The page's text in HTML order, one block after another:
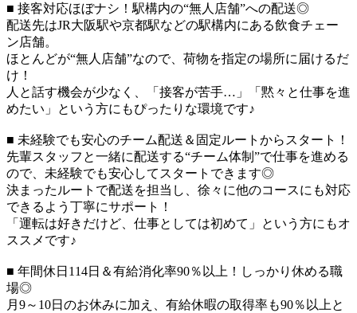
■ 接客対応ほぼナシ！駅構内の“無人店舗”への配送◎
配送先はJR大阪駅や京都駅などの駅構内にある飲食チェー
ン店舗。
ほとんどが“無人店舗”なので、荷物を指定の場所に届けるだ
け！
人と話す機会が少なく、「接客が苦手…」「黙々と仕事を進
めたい」という方にもぴったりな環境です♪
■ 未経験でも安心のチーム配送＆固定ルートからスタート！
先輩スタッフと一緒に配送する“チーム体制”で仕事を進める
ので、未経験でも安心してスタートできます◎
決まったルートで配送を担当し、徐々に他のコースにも対応
できるよう丁寧にサポート！
「運転は好きだけど、仕事としては初めて」という方にもオ
ススメです♪
■ 年間休日114日＆有給消化率90％以上！しっかり休める職
場◎
月9～10日のお休みに加え、有給休暇の取得率も90％以上と